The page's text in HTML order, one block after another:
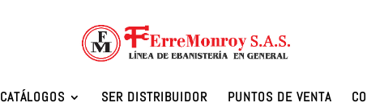
CATÁLOGOS SER DISTRIBUIDOR PUNTOS DE VENTA